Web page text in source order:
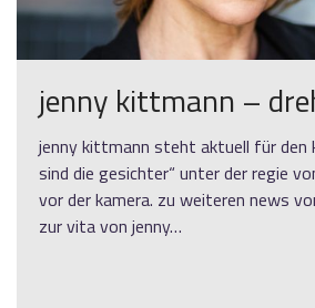
jenny kittmann –
jenny kittmann steht aktuell für den
sind die gesichter“ unter der regie
vor der kamera. zu weiteren news
zur vita von jenny…